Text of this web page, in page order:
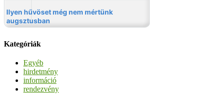
Kategóriák
Egyéb
hirdetmény
információ
rendezvény